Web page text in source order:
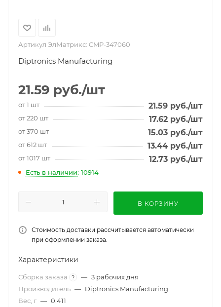
Артикул ЭлМатрикс: CMP-347060
Diptronics Manufacturing
21.59 руб./шт
от 1 шт 21.59 руб./шт
от 220 шт 17.62 руб./шт
от 370 шт 15.03 руб./шт
от 612 шт 13.44 руб./шт
от 1017 шт 12.73 руб./шт
Есть в наличии: 10914
В КОРЗИНУ
Стоимость доставки рассчитывается автоматически
при оформлении заказа.
Характеристики
Сборка заказа ? — 3 рабочих дня
Производитель — Diptronics Manufacturing
Вес, г — 0.411